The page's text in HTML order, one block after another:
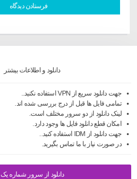
دانلود و اطلاعات بیشتر
جهت دانلود سریع از VPN استفاده نکنید..
تمامی فایل ها قبل از درج بررسی شده اند.
لینک دانلود از دو سرور مختلف است.
امکان قطع دانلود فایل ها وجود دارد.
جهت دانلود از IDM استفاده کنید..
در صورت نیاز با ما تماس بگیرید.
دانلود از سرور شماره یک